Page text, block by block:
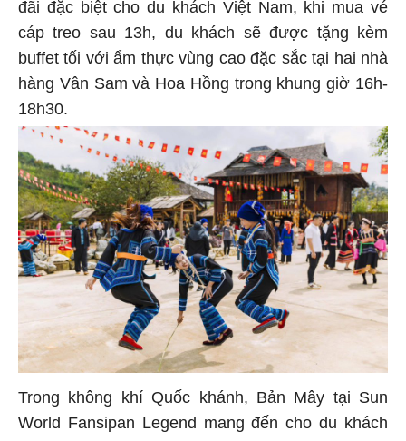
đãi đặc biệt cho du khách Việt Nam, khi mua vé
cáp treo sau 13h, du khách sẽ được tặng kèm
buffet tối với ẩm thực vùng cao đặc sắc tại hai nhà
hàng Vân Sam và Hoa Hồng trong khung giờ 16h-
18h30.
Trong không khí Quốc khánh, Bản Mây tại Sun
World Fansipan Legend mang đến cho du khách